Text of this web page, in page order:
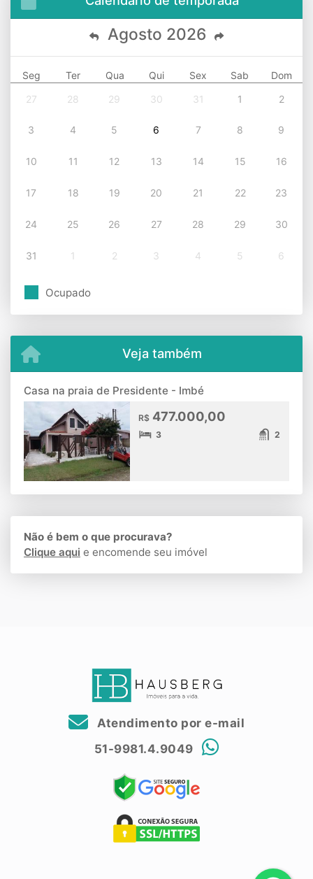
Agosto 2026
Seg Ter Qua Qui Sex Sab
Dom
27
28 29 30 31 1 2
3 4 5 6 7 8 9
10 11 12 13 14 15 16
17 18 19 20 21 22 23
24 25 26 27 28 29 30
31 1 2 3 4 5 6
Ocupado
Veja também
Casa na praia de Presidente - Imbé
R$ 477.000,00
3 2
Não é bem o que procurava?
Clique aqui e encomende seu imóvel
Atendimento por e-mail
51-9981.4.9049